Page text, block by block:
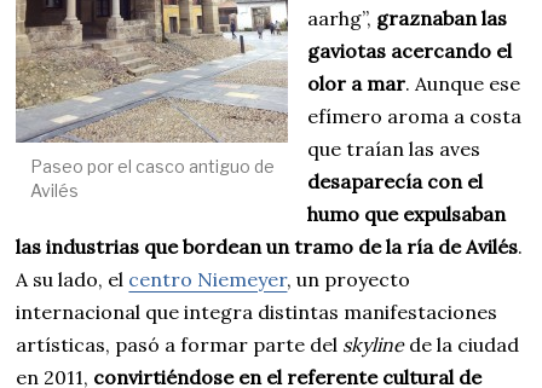
Paseo por el casco antiguo de
Avilés
aarhg”, graznaban las
gaviotas acercando el
olor a mar. Aunque ese
efímero aroma a costa
que traían las aves
desaparecía con el
humo que expulsaban
las industrias que bordean un tramo de la ría de Avilés.
A su lado, el centro Niemeyer, un proyecto
internacional que integra distintas manifestaciones
artísticas, pasó a formar parte del skylinede la ciudad
en 2011, convirtiéndose en el referente cultural de